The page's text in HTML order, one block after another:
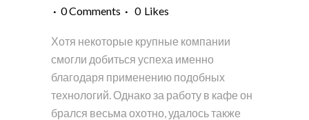
0 Comments
0 Likes
Хотя некоторые крупные компании
смогли добиться успеха именно
благодаря применению подобных
технологий. Однако за работу в кафе он
брался весьма охотно, удалось также